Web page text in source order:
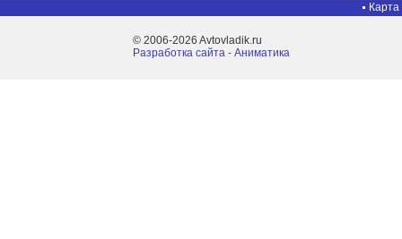
Карта
© 2006-2026 Avtovladik.ru
Разработка сайта - Aниматика